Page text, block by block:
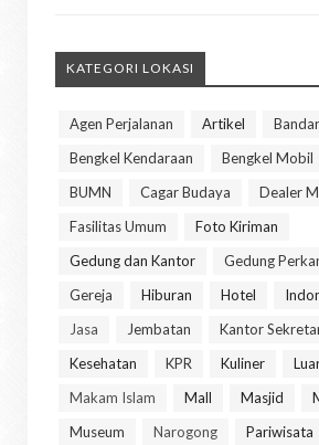
KATEGORI LOKASI
Agen Perjalanan Artikel
Bengkel Kendaraan
Bengkel Mobil
BUMN
Cagar Budaya
Dealer
Fasilitas Umum
Foto Kiriman
Gedung dan Kantor
Gedung
Gereja
Hiburan Hotel
Jasa
Jembatan
Kantor
Kesehatan
KPR Kuliner
Makam Islam
Mall Masjid
Museum
Narogong
Pariwisata